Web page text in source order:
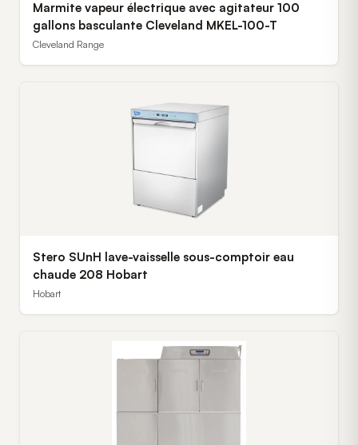
Marmite vapeur électrique avec agitateur 100
gallons basculante Cleveland MKEL-100-T
Cleveland Range
Stero SUnH lave-vaisselle sous-comptoir eau
chaude 208 Hobart
Hobart